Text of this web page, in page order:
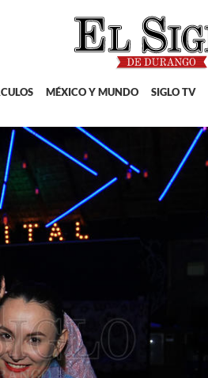
MÉXICO Y MUNDO SIGLO TV